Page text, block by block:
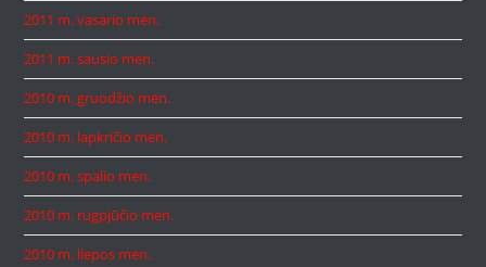
2011 m. vasario mėn.
2011 m. sausio mėn.
2010 m. gruodžio mėn.
2010 m. lapkričio mėn.
2010 m. spalio mėn.
2010 m. rugpjūčio mėn.
2010 m. liepos mėn.